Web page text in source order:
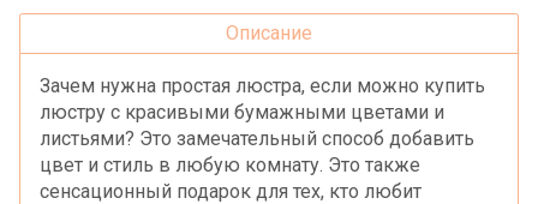
Описание
Зачем нужна простая люстра, если можно купить
люстру с красивыми бумажными цветами и
листьями? Это замечательный способ добавить
цвет и стиль в любую комнату. Это также
сенсационный подарок для тех, кто любит